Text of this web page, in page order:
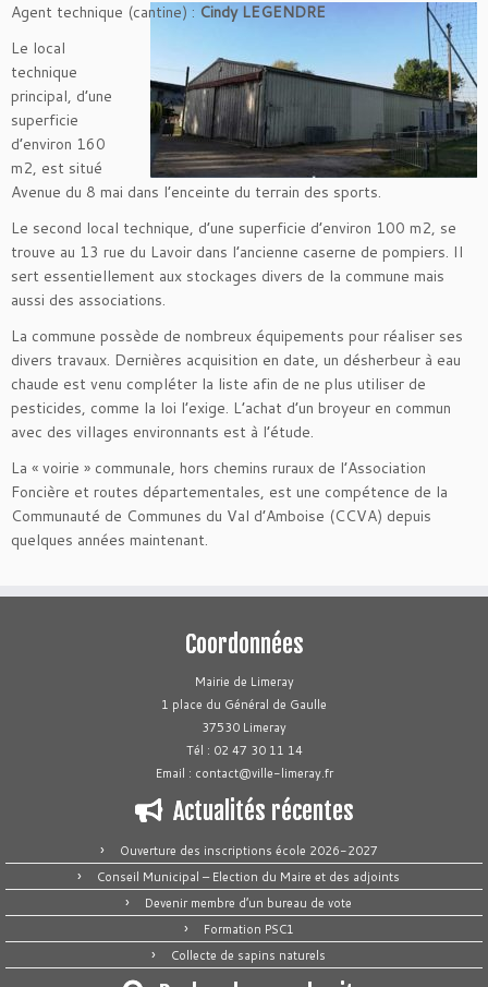
Agent technique (cantine) : Cindy LEGENDRE
Le local
technique
principal, d’une
superficie
d’environ 160
m2, est situé
Avenue du 8 mai dans l’enceinte du terrain des sports.
Le second local technique, d’une superficie d’environ 100 m2, se
trouve au 13 rue du Lavoir dans l’ancienne caserne de pompiers. Il
sert essentiellement aux stockages divers de la commune mais
aussi des associations.
La commune possède de nombreux équipements pour réaliser ses
divers travaux. Dernières acquisition en date, un désherbeur à eau
chaude est venu compléter la liste afin de ne plus utiliser de
pesticides, comme la loi l’exige. L’achat d’un broyeur en commun
avec des villages environnants est à l’étude.
La « voirie » communale, hors chemins ruraux de l’Association
Foncière et routes départementales, est une compétence de la
Communauté de Communes du Val d’Amboise (CCVA) depuis
quelques années maintenant.
Coordonnées
Mairie de Limeray
1 place du Général de Gaulle
37530 Limeray
Tél : 02 47 30 11 14
Email : contact@ville-limeray.fr
Actualités récentes
Ouverture des inscriptions école 2026-2027
Conseil Municipal – Election du Maire et des adjoints
Devenir membre d’un bureau de vote
Formation PSC1
Collecte de sapins naturels